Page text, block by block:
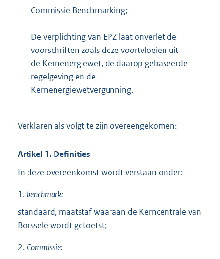
Commissie Benchmarking;
–
De verplichting van EPZ laat onverlet de
voorschriften zoals deze voortvloeien uit
de Kernenergiewet, de daarop gebaseerde
regelgeving en de
Kernenergiewetvergunning.
Verklaren als volgt te zijn overeengekomen:
Artikel 1. Definities
In deze overeenkomst wordt verstaan onder:
1.benchmark:
standaard, maatstaf waaraan de Kerncentrale van
Borssele wordt getoetst;
2. Commissie: